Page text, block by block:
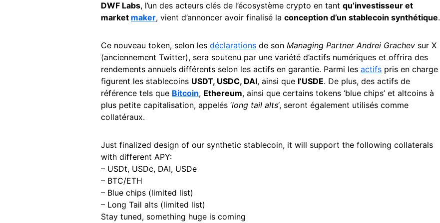
DWF Labs, l’un des acteurs clés de l’écosystème crypto en tant qu’investisseur et
market maker, vient d’annoncer avoir finalisé la conception d’un stablecoin synthétique.
Ce nouveau token, selon les déclarations de son Managing Partner Andrei Grachev sur X
(anciennement Twitter), sera soutenu par une variété d’actifs numériques et offrira des
rendements annuels différents selon les actifs en garantie. Parmi les actifs pris en charge
figurent les stablecoins USDT, USDC, DAI, ainsi que l’USDE. De plus, des actifs de
référence tels que Bitcoin, Ethereum, ainsi que certains tokens ‘blue chips’ et altcoins à
plus petite capitalisation, appelés ‘long tail alts‘, seront également utilisés comme
collatéraux.
Just finalized design of our synthetic stablecoin, it will support the following collaterals
with different APY:
– USDt, USDc, DAI, USDe
– BTC/ETH
– Blue chips (limited list)
– Long Tail alts (limited list)
Stay tuned, something huge is coming